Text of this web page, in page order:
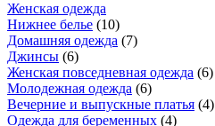
Женская одежда
Нижнее белье (10)
Домашняя одежда (7)
Джинсы (6)
Женская повседневная одежда (6)
Молодежная одежда (6)
Вечерние и выпускные платья (4)
Одежда для беременных (4)